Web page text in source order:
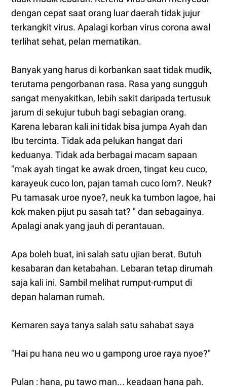
dengan cepat saat orang luar daerah tidak jujur
terkangkit virus. Apalagi korban virus corona awal
terlihat sehat, pelan mematikan.
Banyak yang harus di korbankan saat tidak mudik,
terutama pengorbanan rasa. Rasa yang sungguh
sangat menyakitkan, lebih sakit daripada tertusuk
jarum di sekujur tubuh bagi sebagian orang.
Karena lebaran kali ini tidak bisa jumpa Ayah dan
Ibu tercinta. Tidak ada pelukan hangat dari
keduanya. Tidak ada berbagai macam sapaan
"mak ayah tingat ke awak droen, tingat keu cuco,
karayeuk cuco lon, pajan tamah cuco lom?. Neuk?
Pu tamasak uroe nyoe?, neuk ka tumbon lagoe, hai
kok maken pijut pu sasah tat? " dan sebagainya.
Apalagi anak yang jauh di perantauan.
Apa boleh buat, ini salah satu ujian berat. Butuh
kesabaran dan ketabahan. Lebaran tetap dirumah
saja kali ini. Sambil melihat rumput-rumput di
depan halaman rumah.
Kemaren saya tanya salah satu sahabat saya
"Hai pu hana neu wo u gampong uroe raya nyoe?"
Pulan : hana, pu tawo man... keadaan hana pah.